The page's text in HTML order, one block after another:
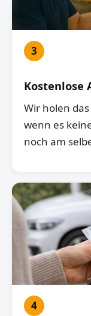
3
Kostenlose
Wir holen
wenn es
noch am
4